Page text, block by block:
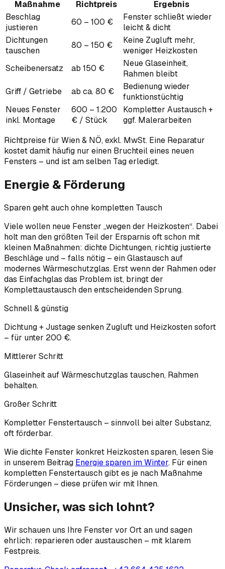
Maßnahme Richtpreis
Ergebnis
Beschlag
justieren
60 – 100 €
Fenster schließt wieder
leicht & dicht
Dichtungen
tauschen
80 – 150 €
Keine Zugluft mehr,
weniger Heizkosten
Scheibenersatz
ab 150 €
Neue Glaseinheit,
Rahmen bleibt
Griff / Getriebe
ab ca. 80 €
Bedienung wieder
funktionstüchtig
Neues Fenster
inkl. Montage
600 – 1.200
€ / Stück
Kompletter Austausch +
ggf. Maler­arbeiten
Richtpreise für Wien & NÖ, exkl. MwSt. Eine Reparatur
kostet damit häufig nur einen Bruchteil eines neuen
Fensters – und ist am selben Tag erledigt.
Energie & Förderung
Sparen geht auch ohne kompletten Tausch
Viele wollen neue Fenster „wegen der Heizkosten“. Dabei
holt man den größten Teil der Ersparnis oft schon mit
kleinen Maßnahmen: dichte Dichtungen, richtig justierte
Beschläge und – falls nötig – ein Glastausch auf
modernes Wärmeschutzglas. Erst wenn der Rahmen oder
das Einfachglas das Problem ist, bringt der
Komplettaustausch den entscheidenden Sprung.
Schnell & günstig
Dichtung + Justage senken Zugluft und Heizkosten sofort
– für unter 200 €.
Mittlerer Schritt
Glaseinheit auf Wärmeschutzglas tauschen, Rahmen
behalten.
Großer Schritt
Kompletter Fenstertausch – sinnvoll bei alter Substanz,
oft förderbar.
Wie dichte Fenster konkret Heizkosten sparen, lesen Sie
in unserem Beitrag Energie sparen im Winter. Für einen
kompletten Fenstertausch gibt es je nach Maßnahme
Förderungen – diese prüfen wir mit Ihnen.
Unsicher, was sich lohnt?
Wir schauen uns Ihre Fenster vor Ort an und sagen
ehrlich: reparieren oder austauschen – mit klarem
Festpreis.